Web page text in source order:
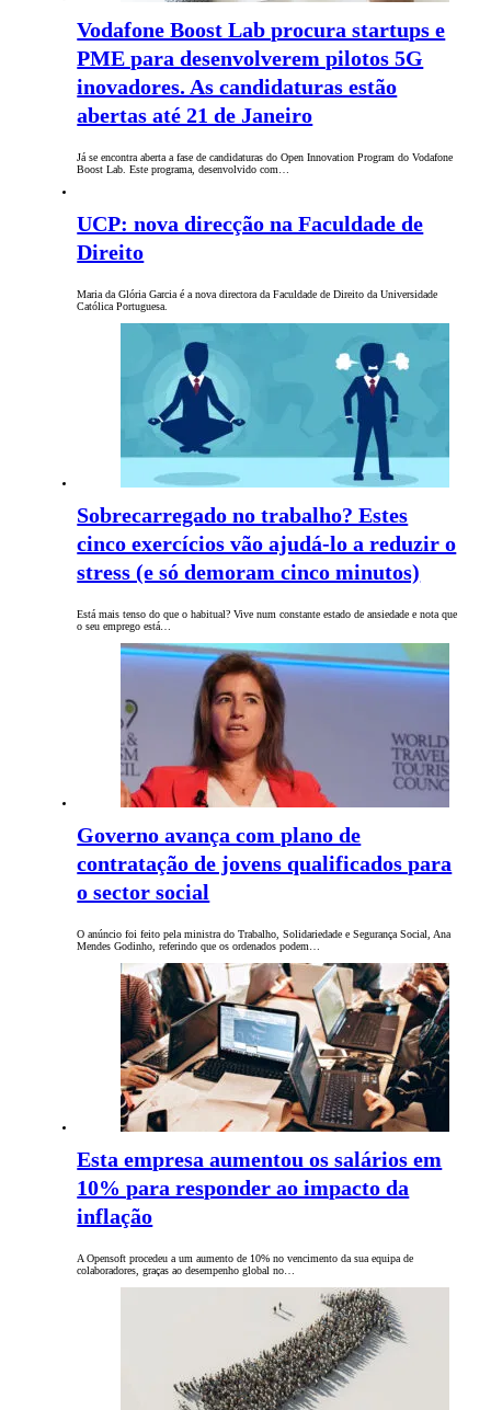
Vodafone Boost Lab procura startups e
PME para desenvolverem pilotos 5G
inovadores. As candidaturas estão
abertas até 21 de Janeiro
Já se encontra aberta a fase de candidaturas do Open Innovation Program do Vodafone
Boost Lab. Este programa, desenvolvido com…
UCP: nova direcção na Faculdade de
Direito
Maria da Glória Garcia é a nova directora da Faculdade de Direito da Universidade
Católica Portuguesa.
Sobrecarregado no trabalho? Estes
cinco exercícios vão ajudá-lo a reduzir o
stress (e só demoram cinco minutos)
Está mais tenso do que o habitual? Vive num constante estado de ansiedade e nota que
o seu emprego está…
Governo avança com plano de
contratação de jovens qualificados para
o sector social
O anúncio foi feito pela ministra do Trabalho, Solidariedade e Segurança Social, Ana
Mendes Godinho, referindo que os ordenados podem…
Esta empresa aumentou os salários em
10% para responder ao impacto da
inflação
A Opensoft procedeu a um aumento de 10% no vencimento da sua equipa de
colaboradores, graças ao desempenho global no…